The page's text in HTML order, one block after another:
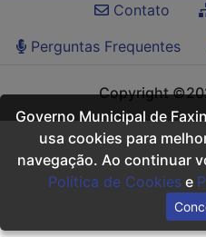
Contato
Perguntas Frequentes
Copyright
Governo Municipal de
usa cookies para
navegação. Ao continuar
Política de Cookies e